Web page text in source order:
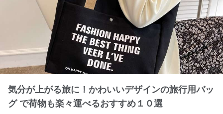
気分が上がる旅に！かわいいデザインの旅行用バッ
グ で荷物も楽々運べるおすすめ１０選